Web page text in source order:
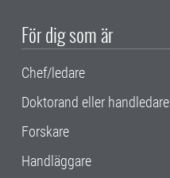
För dig som är
Chef/ledare
Doktorand eller handledare
Forskare
Handläggare